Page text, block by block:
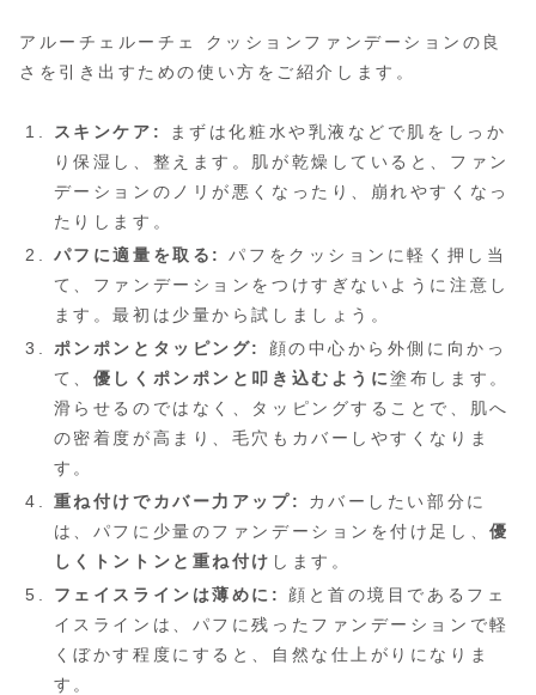
アルーチェルーチェ クッションファンデーションの良
さを引き出すための使い方をご紹介します。
スキンケア:
まずは化粧水や乳液などで肌をしっか
り保湿し、整えます。肌が乾燥していると、ファン
デーションのノリが悪くなったり、崩れやすくなっ
たりします。
パフに適量を取る:
パフをクッションに軽く押し当
て、ファンデーションをつけすぎないように注意し
ます。最初は少量から試しましょう。
ポンポンとタッピング:
顔の中心から外側に向かっ
て、 優しくポンポンと叩き込むように塗布します。
滑らせるのではなく、タッピングすることで、肌へ
の密着度が高まり、毛穴もカバーしやすくなりま
す。
重ね付けでカバー力アップ:
カバーしたい部分に
は、パフに少量のファンデーションを付け足し、優
しくトントンと重ね付け します。
フェイスラインは薄めに:
顔と首の境目であるフェ
イスラインは、パフに残ったファンデーションで軽
くぼかす程度にすると、自然な仕上がりになりま
す。